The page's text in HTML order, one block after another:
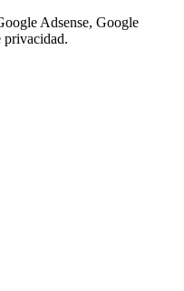
Adsense, Google
privacidad.